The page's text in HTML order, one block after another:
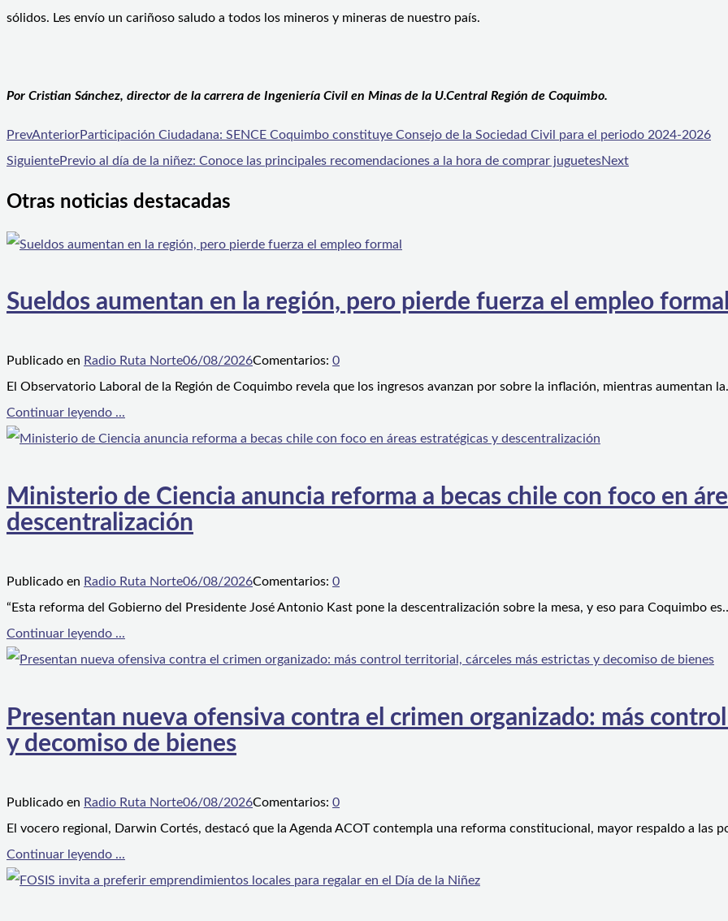
sólidos. Les envío un cariñoso saludo a todos los mineros y mineras de nuestro país.
Por Cristian Sánchez, director de la carrera de Ingeniería Civil en Minas de la U.Central Región de Coquimbo.
PrevAnteriorParticipación Ciudadana: SENCE Coquimbo constituye Consejo de la Sociedad Civil para el periodo 2024-2026
SiguientePrevio al día de la niñez: Conoce las principales recomendaciones a la hora de comprar juguetesNext
Otras noticias destacadas
Sueldos aumentan en la región, pero pierde fuerza el empleo
Publicado en Radio Ruta Norte06/08/2026Comentarios: 0
El Observatorio Laboral de la Región de Coquimbo revela que los ingresos avanzan por sobre la inflación, mientras aumentan
Continuar leyendo ...
Ministerio de Ciencia anuncia reforma a becas chile con foco en
descentralización
Publicado en Radio Ruta Norte06/08/2026Comentarios: 0
“Esta reforma del Gobierno del Presidente José Antonio Kast pone la descentralización sobre la mesa, y eso para Coquimbo
Continuar leyendo ...
Presentan nueva ofensiva contra el crimen organizado: más
y decomiso de bienes
Publicado en Radio Ruta Norte06/08/2026Comentarios: 0
El vocero regional, Darwin Cortés, destacó que la Agenda ACOT contempla una reforma constitucional, mayor respaldo a las
Continuar leyendo ...